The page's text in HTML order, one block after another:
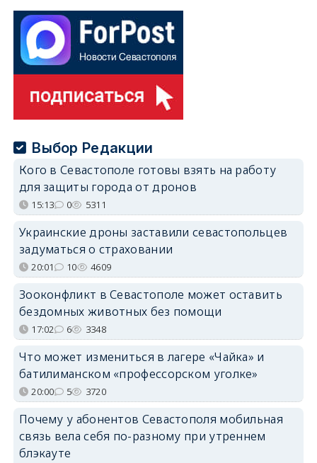
Выбор Редакции
Кого в Севастополе готовы взять на работу
для защиты города от дронов
15:13 0 5311
Украинские дроны заставили севастопольцев
задуматься о страховании
20:01 10 4609
Зооконфликт в Севастополе может оставить
бездомных животных без помощи
17:02 6 3348
Что может измениться в лагере «Чайка» и
батилиманском «профессорском уголке»
20:00 5 3720
Почему у абонентов Севастополя мобильная
связь вела себя по-разному при утреннем
блэкауте